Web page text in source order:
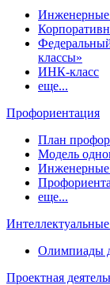
Инженерные
классы»
ИНК-класс
еще...
Профориентация
План
Модель
еще...
Интеллектуальные
Олимпиады
Проектная